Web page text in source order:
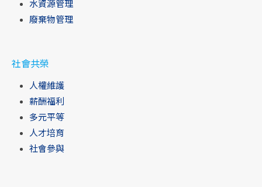
水資源管理
廢棄物管理
社會共榮
人權維護
薪酬福利
多元平等
人才培育
社會參與